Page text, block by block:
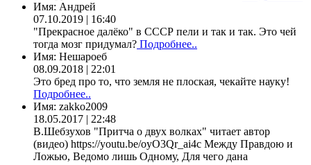
Имя: Андрей
07.10.2019 | 16:40
"Прекрасное далёко" в СССР пели и так и так. Это чей
тогда мозг придумал? Подробнее..
Имя: Нешароеб
08.09.2018 | 22:01
Это бред про то, что земля не плоская, чекайте науку!
Подробнее..
Имя: zakko2009
18.05.2017 | 22:48
В.Шебзухов "Притча о двух волках" читает автор
(видео) https://youtu.be/oyO3Qr_ai4c Между Правдою и
Ложью, Ведомо лишь Одному, Для чего дана